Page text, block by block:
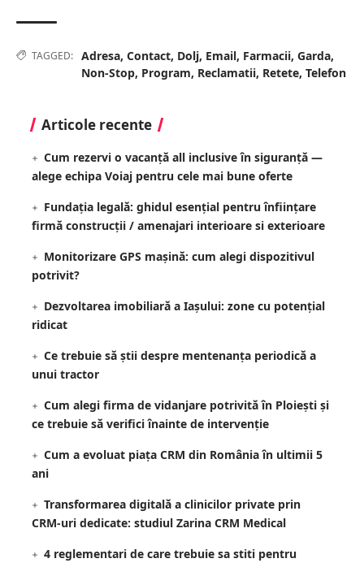
TAGGED: Adresa, Contact, Dolj, Email, Farmacii, Garda,
Non-Stop, Program, Reclamatii, Retete, Telefon
Articole recente
Cum rezervi o vacanță all inclusive în siguranță —
alege echipa Voiaj pentru cele mai bune oferte
Fundația legală: ghidul esențial pentru înființare
firmă construcții / amenajari interioare si exterioare
Monitorizare GPS mașină: cum alegi dispozitivul
potrivit?
Dezvoltarea imobiliară a Iașului: zone cu potențial
ridicat
Ce trebuie să știi despre mentenanța periodică a
unui tractor
Cum alegi firma de vidanjare potrivită în Ploiești și
ce trebuie să verifici înainte de intervenție
Cum a evoluat piața CRM din România în ultimii 5
ani
Transformarea digitală a clinicilor private prin
CRM-uri dedicate: studiul Zarina CRM Medical
4 reglementari de care trebuie sa stiti pentru